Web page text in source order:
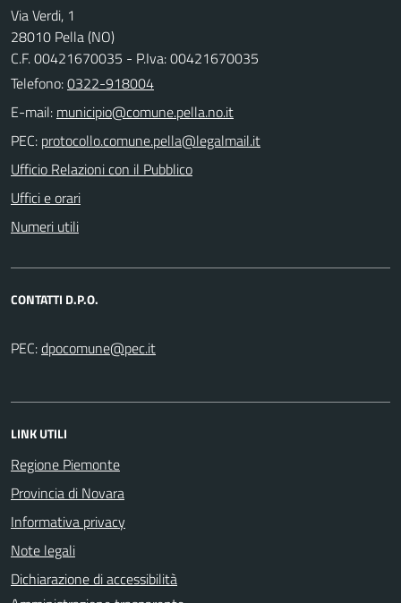
Via Verdi, 1
28010 Pella (NO)
C.F. 00421670035 - P.Iva: 00421670035
Telefono:0322-918004
E-mail:
PEC:
Ufficio Relazioni con il Pubblico
Uffici e orari
Numeri utili
CONTATTI D.P.O.
PEC:
LINK UTILI
Regione Piemonte
Provincia di Novara
Informativa privacy
Note legali
Dichiarazione di accessibilità